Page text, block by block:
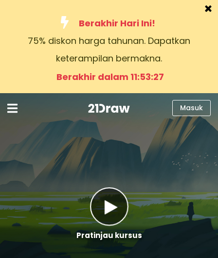
Berakhir Hari Ini!
75% diskon harga tahunan. Dapatkan
keterampilan bermakna.
Berakhir dalam 11:53:26
Kursus
Tentang kami
Bahasa
Indonesia
Masuk
Pratinjau kursus